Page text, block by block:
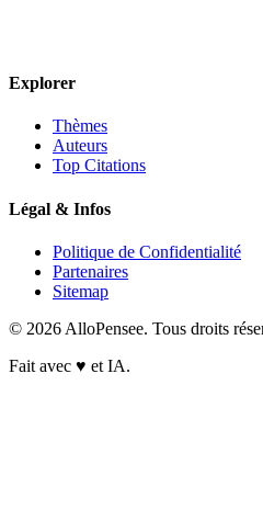
Explorer
Thèmes
Auteurs
Top Citations
Légal & Infos
Politique de Confidentialité
Partenaires
Sitemap
© 2026 AlloPensee. Tous droits
Fait avec ♥ et IA.